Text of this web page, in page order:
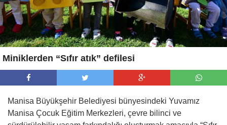
Miniklerden “Sıfır atık” defilesi
Manisa Büyükşehir Belediyesi bünyesindeki Yuvamız
Manisa Çocuk Eğitim Merkezleri, çevre bilinci ve